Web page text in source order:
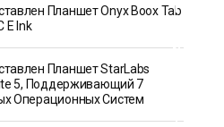
Т
И
Т
Планшет Onyx Boox Tab
E Ink
Планшет StarLabs
5, Поддерживающий 7
Операционных Систем